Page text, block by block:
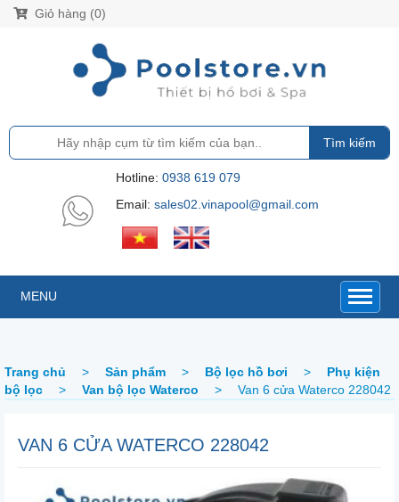
Giỏ hàng (0)
Tìm kiếm
Hotline: 0938 619 079
Email: sales02.vinapool@gmail.com
MENU
Trang chủ > Sản phẩm > Bộ lọc hồ bơi >
Phụ kiện
bộ lọc
> Van bộ lọc Waterco > Van 6 cửa Waterco 228042
VAN 6 CỬA WATERCO 228042